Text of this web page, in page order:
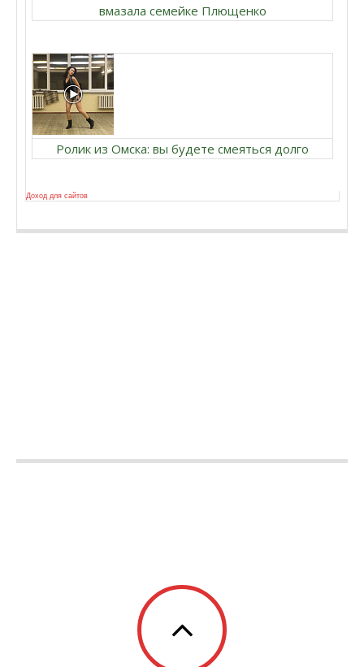
вмазала семейке Плющенко
Ролик из Омска: вы будете смеяться долго
Доход для сайтов